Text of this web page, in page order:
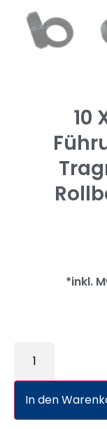
10
*inkl.
In den